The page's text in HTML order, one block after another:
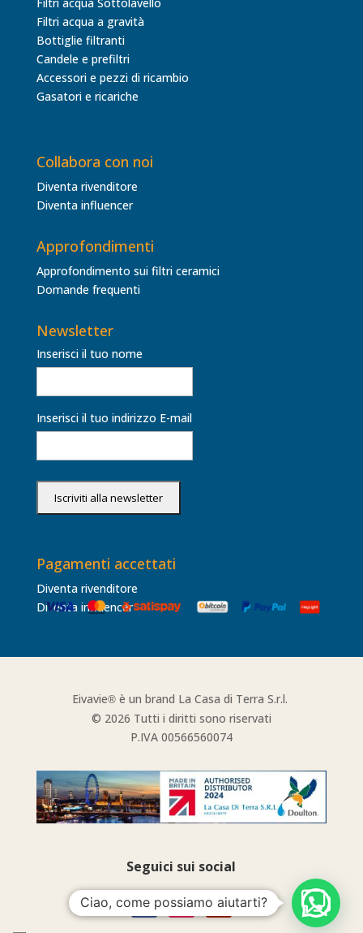
Filtri acqua a gravità
Bottiglie filtranti
Candele e prefiltri
Accessori e pezzi di ricambio
Gasatori e ricariche
Collabora con noi
Diventa rivenditore
Diventa influencer
Approfondimenti
Approfondimento sui filtri ceramici
Domande frequenti
Newsletter
Inserisci il tuo nome
Inserisci il tuo indirizzo E-mail
Pagamenti accettati
Diventa rivenditore
Diventa influencer
Eivavie®è un brand La Casa di Terra S.r.l.
© 2026 Tutti i diritti sono riservati
P.IVA 00566560074
Seguici sui social
Ciao, come possiamo aiutarti?